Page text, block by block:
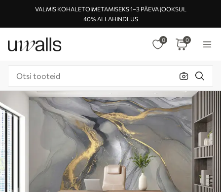
VALMIS KOHALETOIMETAMISEKS 1–3 PÄEVA JOOKSUL
40% ALLAHINDLUS
0 0